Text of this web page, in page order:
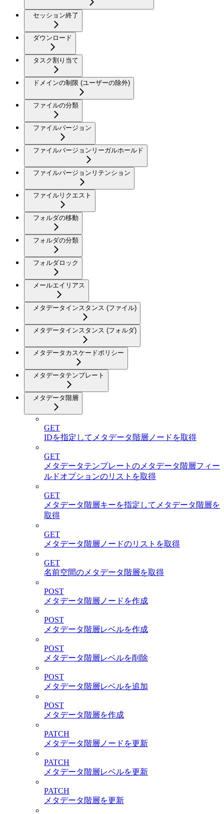
セッション終了
ダウンロード
タスク割り当て
ドメインの制限 (ユーザーの除外)
ファイルの分類
ファイルバージョン
ファイルバージョンリーガルホールド
ファイルバージョンリテンション
ファイルリクエスト
フォルダの移動
フォルダの分類
フォルダロック
メールエイリアス
メタデータインスタンス (ファイル)
メタデータインスタンス (フォルダ)
メタデータカスケードポリシー
メタデータテンプレート
メタデータ階層
GET
IDを指定してメタデータ階層ノードを取得
GET
メタデータテンプレートのメタデータ階層フィー
ルドオプションのリストを取得
GET
メタデータ階層キーを指定してメタデータ階層を
取得
GET
メタデータ階層ノードのリストを取得
GET
名前空間のメタデータ階層を取得
POST
メタデータ階層ノードを作成
POST
メタデータ階層レベルを作成
POST
メタデータ階層レベルを削除
POST
メタデータ階層レベルを追加
POST
メタデータ階層を作成
PATCH
メタデータ階層ノードを更新
PATCH
メタデータ階層レベルを更新
PATCH
メタデータ階層を更新